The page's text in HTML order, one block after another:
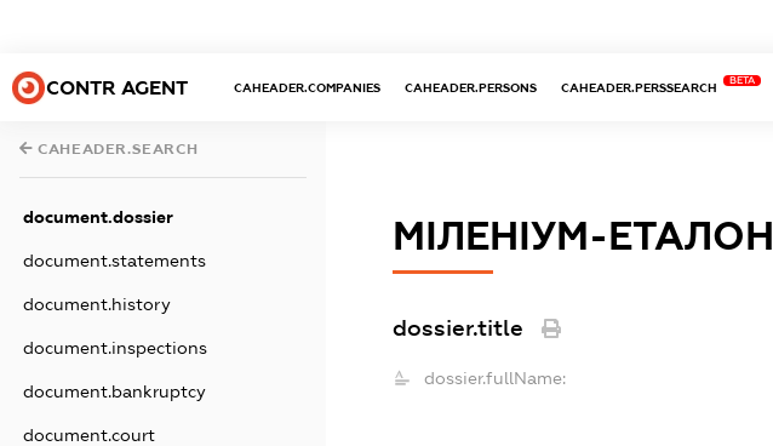
CONTR AGENT CAHEADER.COMPANIES CAHEADER.PERSONS CAHEADER.PERSSEARCH
BETA
CAHEADER.SEARCH
document.dossier
document.statements
document.history
document.inspections
document.bankruptcy
document.court
МІЛЕНІУМ-ЕТАЛОН
dossier.title
dossier.fullName: